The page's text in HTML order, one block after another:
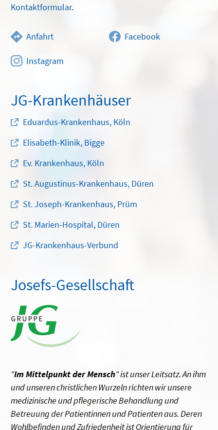
Kontaktformular.
Anfahrt Facebook
Instagram
JG-Krankenhäuser
Eduardus-Krankenhaus, Köln
Elisabeth-Klinik, Bigge
Ev. Krankenhaus, Köln
St. Augustinus-Krankenhaus, Düren
St. Joseph-Krankenhaus, Prüm
St. Marien-Hospital, Düren
JG-Krankenhaus-Verbund
Josefs-Gesellschaft
"Im Mittelpunkt der Mensch" ist unser Leitsatz. An ihm
und unseren christlichen Wurzeln richten wir unsere
medizinische und pflegerische Behandlung und
Betreuung der Patientinnen und Patienten aus. Deren
Wohlbefinden und Zufriedenheit ist Orientierung für